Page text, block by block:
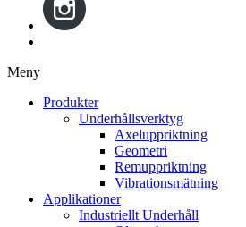
Meny
Produkter
Underhållsverktyg
Axeluppriktning
Geometri
Remuppriktning
Vibrationsmätning
Applikationer
Industriellt Underhåll